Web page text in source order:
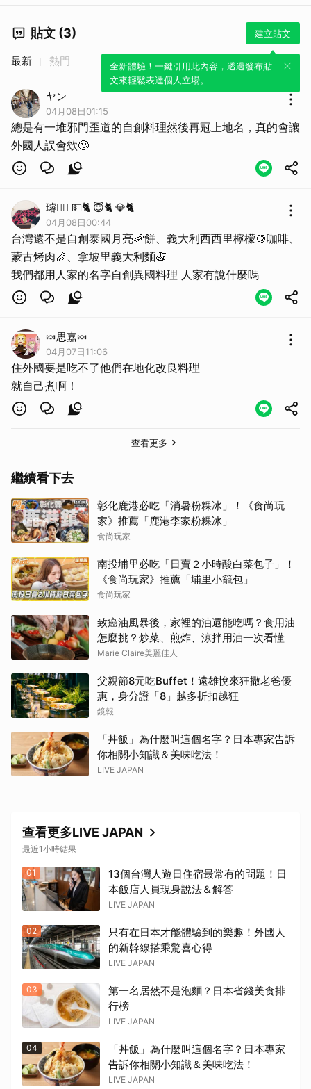
貼文 (3) 建立貼文
全新體驗！一鍵引用此內容，透過發布貼
文來輕鬆表達個人立場。
最新 熱門
ヤン
04月08日01:15
總是有一堆邪門歪道的自創料理然後再冠上地名，真的會讓
外國人誤會欸🙄
璿☝🏻 💵🐈 😇🐈 💎🐈
04月08日00:44
台灣還不是自創泰國月亮🦐餅、義大利西西里檸檬🍋咖啡、
蒙古烤肉🍖、拿坡里義大利麵🍝
我們都用人家的名字自創異國料理 人家有說什麼嗎
🍬思嘉🍬
04月07日11:06
住外國要是吃不了他們在地化改良料理
就自己煮啊！
查看更多
繼續看下去
彰化鹿港必吃「消暑粉粿冰」！《食尚玩
家》推薦「鹿港李家粉粿冰」
食尚玩家
南投埔里必吃「日賣２小時酸白菜包子」！
《食尚玩家》推薦「埔里小籠包」
食尚玩家
致癌油風暴後，家裡的油還能吃嗎？食用油
怎麼挑？炒菜、煎炸、涼拌用油一次看懂
Marie Claire美麗佳人
父親節8元吃Buffet！遠雄悅來狂撒老爸優
惠，身分證「8」越多折扣越狂
鏡報
「丼飯」為什麼叫這個名字？日本專家告訴
你相關小知識＆美味吃法！
LIVE JAPAN
查看更多LIVE JAPAN
最近1小時結果
01
13個台灣人遊日住宿最常有的問題！日
本飯店人員現身說法＆解答
LIVE JAPAN
02
只有在日本才能體驗到的樂趣！外國人
的新幹線搭乘驚喜心得
LIVE JAPAN
03
第一名居然不是泡麵？日本省錢美食排
行榜
LIVE JAPAN
04
「丼飯」為什麼叫這個名字？日本專家
告訴你相關小知識＆美味吃法！
LIVE JAPAN